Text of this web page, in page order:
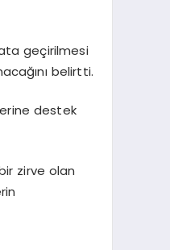
geçirilmesi
belirtti.
destek
zirve olan